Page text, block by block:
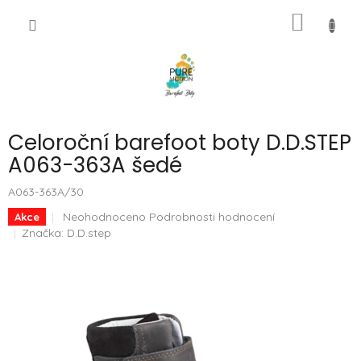
Celoroční barefoot boty D.D.STEP
A063-363A šedé
A063-363A/30
Akce
Průměrné
hodnocení
hvězdiček.
Neohodnoceno Podrobnosti hodnocení
Značka: D.D.step